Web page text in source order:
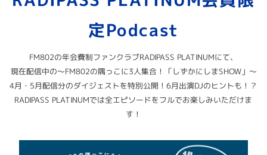
定Podcast
FM802の年会費制ファンクラブRADIPASS PLATINUMにて、
現在配信中の～FM802の隅っこに3人集合！「しずかにしまSHOW」～
4月・5月配信分のダイジェストを特別公開！6月出演DJのヒントも！？
RADIPASS PLATINUMでは全エピソードをフルでお楽しみいただけま
す！